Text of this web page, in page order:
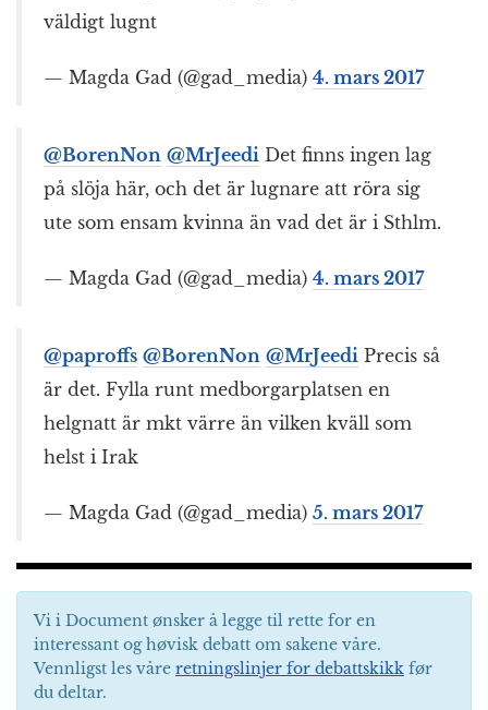
väldigt lugnt
— Magda Gad (@gad_media) 4. mars 2017
@BorenNon @MrJeedi Det finns ingen lag
på slöja här, och det är lugnare att röra sig
ute som ensam kvinna än vad det är i Sthlm.
— Magda Gad (@gad_media) 4. mars 2017
@paproffs @BorenNon @MrJeedi Precis så
är det. Fylla runt medborgarplatsen en
helgnatt är mkt värre än vilken kväll som
helst i Irak
— Magda Gad (@gad_media) 5. mars 2017
Vi i Document ønsker å legge til rette for en
interessant og høvisk debatt om sakene våre.
Vennligst les våre retningslinjer for debattskikk før
du deltar.